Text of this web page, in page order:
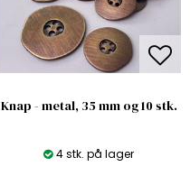
Knap - metal, 35 mm og 10 stk.
4 stk. på lager